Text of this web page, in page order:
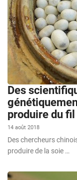
Des
produire du fil
14 août 2018
Des chercheurs
produire de la soie …